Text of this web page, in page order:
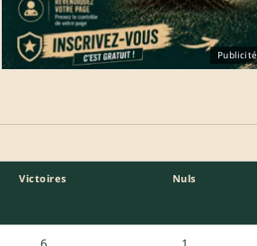
Publicité
Victoires Nuls